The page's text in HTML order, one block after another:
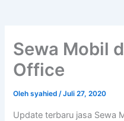
Sewa Mobil
Office
Olehsyahied/Juli 27, 2020
Update terbaru jasa Sewa